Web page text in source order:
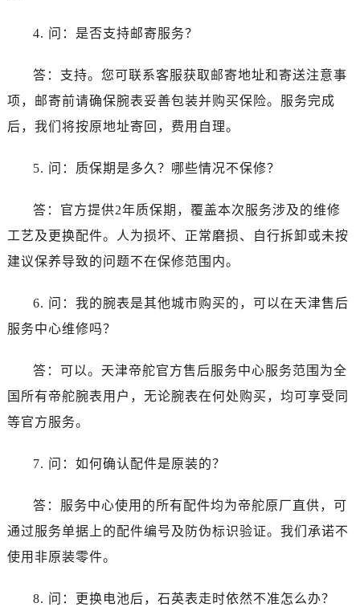
4. 问：是否支持邮寄服务？
答：支持。您可联系客服获取邮寄地址和寄送注意事
项，邮寄前请确保腕表妥善包装并购买保险。服务完成
后，我们将按原地址寄回，费用自理。
5. 问：质保期是多久？哪些情况不保修？
答：官方提供2年质保期，覆盖本次服务涉及的维修
工艺及更换配件。人为损坏、正常磨损、自行拆卸或未按
建议保养导致的问题不在保修范围内。
6. 问：我的腕表是其他城市购买的，可以在天津售后
服务中心维修吗？
答：可以。天津帝舵官方售后服务中心服务范围为全
国所有帝舵腕表用户，无论腕表在何处购买，均可享受同
等官方服务。
7. 问：如何确认配件是原装的？
答：服务中心使用的所有配件均为帝舵原厂直供，可
通过服务单据上的配件编号及防伪标识验证。我们承诺不
使用非原装零件。
8. 问：更换电池后，石英表走时依然不准怎么办？